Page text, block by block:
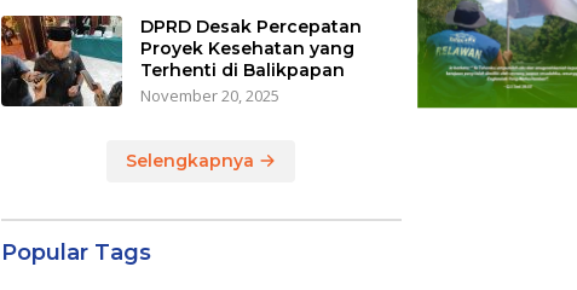
DPRD Desak Percepatan
Proyek Kesehatan yang
Terhenti di Balikpapan
November 20, 2025
Selengkapnya
Popular Tags